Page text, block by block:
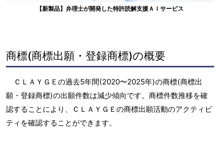
【新製品】弁理士が開発した特許読解支援ＡＩサービス
商標(商標出願・登録商標)の概要
ＣＬＡＹＧＥの過去5年間(2020〜2025年)の商標(商標出
願・登録商標)の出願件数は減少傾向です。商標件数推移を確
認することにより、ＣＬＡＹＧＥの商標出願活動のアクティビ
ティを確認することができます。